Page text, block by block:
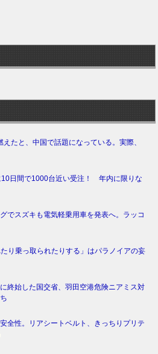
たと、中国で話題になっている。実際、
10日間で1000台近い受注！ 年内に限りな
でスズキも電気軽乗用車を発表へ。ラッコ
り乗っ取られたりする」はパラノイアの妄
終始した国交省、羽田空港危険ニアミス対
全性。リアシートベルト、きっちりプリテ